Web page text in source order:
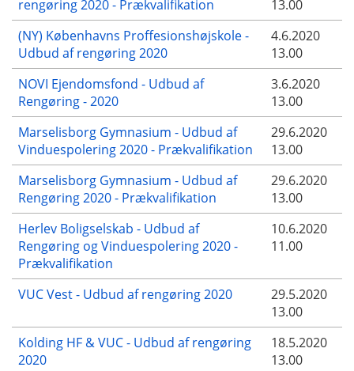
rengøring 2020 - Prækvalifikation
13.00
(NY) Københavns Proffesionshøjskole -
Udbud af rengøring 2020
4.6.2020
13.00
NOVI Ejendomsfond - Udbud af
Rengøring - 2020
3.6.2020
13.00
Marselisborg Gymnasium - Udbud af
Vinduespolering 2020 - Prækvalifikation
29.6.2020
13.00
Marselisborg Gymnasium - Udbud af
Rengøring 2020 - Prækvalifikation
29.6.2020
13.00
Herlev Boligselskab - Udbud af
Rengøring og Vinduespolering 2020 -
Prækvalifikation
10.6.2020
11.00
VUC Vest - Udbud af rengøring 2020
29.5.2020
13.00
Kolding HF & VUC - Udbud af rengøring
2020
18.5.2020
13.00